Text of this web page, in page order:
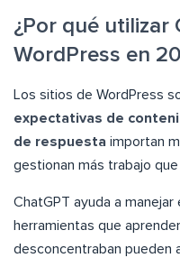
¿Por qué utilizar
WordPress en
Los sitios de WordPress
expectativas de
de respuesta importan
gestionan más trabajo
ChatGPT ayuda a
herramientas que
desconcentraban pueden